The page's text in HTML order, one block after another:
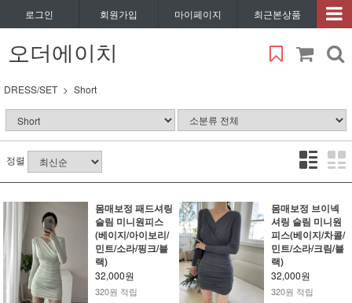
로그인 회원가입 마이페이지 최근본상품
오더에이치
DRESS/SET Short
정렬
몸매보정 패드셔링
슬림 미니원피스
(베이지/아이보리/
민트/소라/핑크/블
랙)
32,000원
320원 적립
몸매보정 브이넥
셔링 슬림 미니원
피스(베이지/차콜/
민트/소라/크림/블
랙)
32,000원
320원 적립